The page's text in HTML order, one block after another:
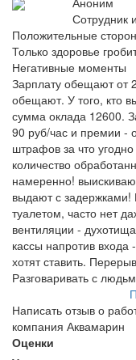
Сотрудник
Положительные
Только здоровье
Негативные моменты
Зарплату обещают от
обещают. У того, кто
сумма оклада 12600.
90 руб/час и премии -
штрафов за что
количество
намеренно!
выдают с задержками!
туалетом, часто нет
вентиляции -
кассы напротив
хотят ставить.
Разговаривать с
Написать отзыв о
компания Аквамарин
Оценки